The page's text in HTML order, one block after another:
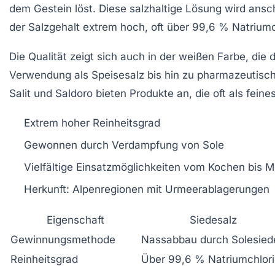
dem Gestein löst. Diese salzhaltige Lösung wird
der Salzgehalt extrem hoch, oft über 99,6 %
Die Qualität zeigt sich auch in der weißen Farbe,
Verwendung als Speisesalz bis hin zu
Salit und Saldoro bieten Produkte an, die oft als
Extrem hoher Reinheitsgrad
Gewonnen durch Verdampfung von Sole
Vielfältige Einsatzmöglichkeiten vom Kochen bis
Herkunft: Alpenregionen mit Urmeerablagerungen
Eigenschaft
Siedesalz
Gewinnungsmethode
Nassabbau durch
Reinheitsgrad
Über 99,6 %